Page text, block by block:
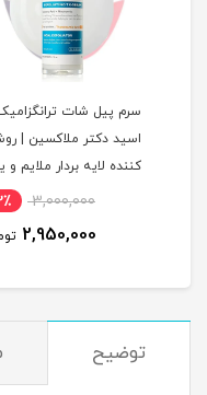
سرم پیل شات
اسید دکتر ملاکسین |
کننده لایه بردار ملایم
نواخت کننده پوست
3,000,000
2,950,000
توضیح